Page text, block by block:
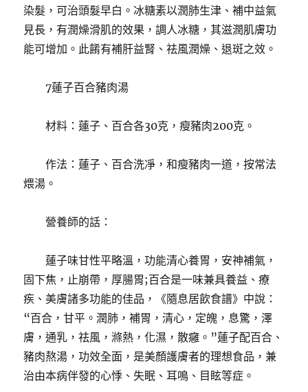
染髮，可治頭髮早白。冰糖素以潤肺生津、補中益氣
見長，有潤燥滑肌的效果，調人冰糖，其滋潤肌膚功
能可增加。 此餚有補肝益腎、祛風潤燥、退斑之效。
7蓮子百合豬肉湯
材料：蓮子、百合各30克，瘦豬肉200克。
作法：蓮子、百合洗凈，和瘦豬肉一道，按常法
煨湯。
營養師的話：
蓮子味甘性平略溫，功能清心養胃，安神補氣，
固下焦，止崩帶，厚腸胃;百合是一味兼具養益、療
疾、美膚諸多功能的佳品，《隨息居飲食譜》中說：
“百合，甘平。潤肺，補胃，清心，定魄，息驚，澤
膚，通乳，祛風，滌熱，化濕，散癰。”蓮子配百合、
豬肉熬湯，功效全面，是美顏護膚者的理想食品，兼
治由本病伴發的心悸、失眠、耳鳴、目眩等症。